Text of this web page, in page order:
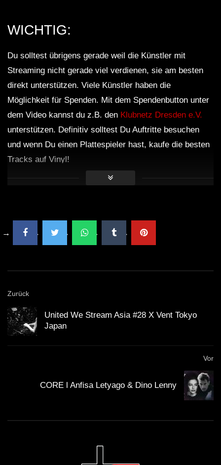
WICHTIG:
Du solltest übrigens gerade weil die Künstler mit
Streaming nicht gerade viel verdienen, sie am besten
direkt unterstützen. Viele Künstler haben die
Möglichkeit für Spenden. Mit dem Spendenbutton unter
dem Video kannst du z.B. den Klubnetz Dresden e.V.
unterstützen. Definitiv solltest Du Auftritte besuchen
und wenn Du einen Plattespieler hast, kaufe die besten
Tracks auf Vinyl!
Zurück
United We Stream Asia #28 X Vent Tokyo
Japan
Vor
CORE l Anfisa Letyago & Dino Lenny